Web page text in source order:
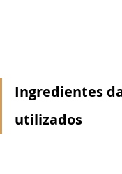
Ingredientes
utilizados